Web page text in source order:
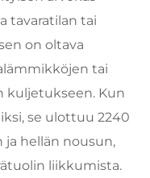
tavaratilan tai
on oltava
tai
kuljetukseen. Kun
se ulottuu 2240
ja hellän nousun,
liikkumista.